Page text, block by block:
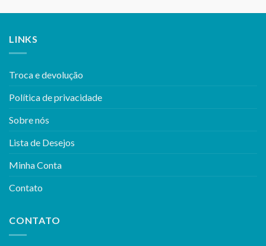
LINKS
Troca e devolução
Política de privacidade
Sobre nós
Lista de Desejos
Minha Conta
Contato
CONTATO